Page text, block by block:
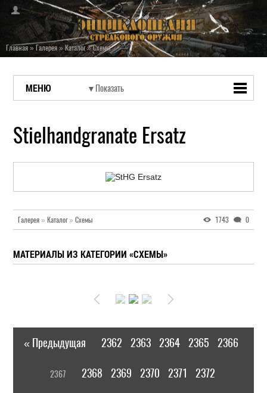
Главная»Галерея»Каталог»Схемы
МЕНЮ
Stielhandgranate Ersatz
Галерея » Каталог» Схемы 1743 0
МАТЕРИАЛЫ ИЗ КАТЕГОРИИ «СХЕМЫ»
« Предыдущая 2362 2363 2364 2365 2366
2367 2368 2369 2370 2371 2372